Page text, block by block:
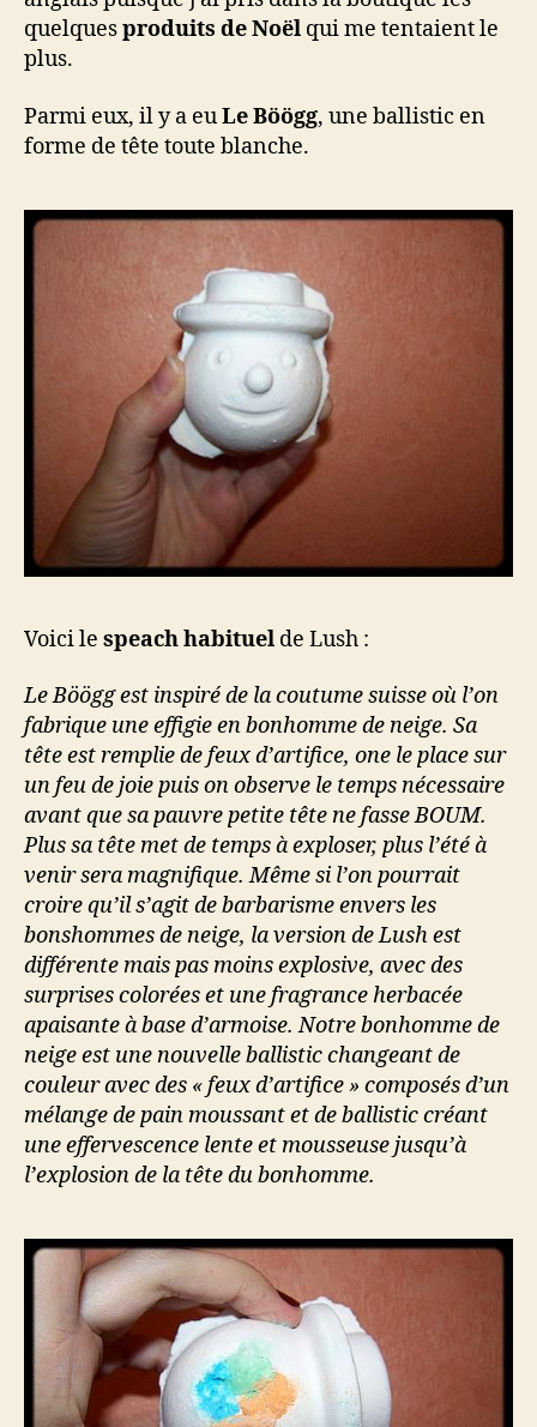
quelquesproduits de Noël qui me tentaient le
plus.
Parmi eux, il y a euLe Böögg, une ballistic en
forme de tête toute blanche.
Voici le speach habituel de Lush :
Le Böögg est inspiré de la coutume suisse où l’on
fabrique une effigie en bonhomme de neige. Sa
tête est remplie de feux d’artifice, one le place sur
un feu de joie puis on observe le temps nécessaire
avant que sa pauvre petite tête ne fasse BOUM.
Plus sa tête met de temps à exploser, plus l’été à
venir sera magnifique. Même si l’on pourrait
croire qu’il s’agit de barbarisme envers les
bonshommes de neige, la version de Lush est
différente mais pas moins explosive, avec des
surprises colorées et une fragrance herbacée
apaisante à base d’armoise. Notre bonhomme de
neige est une nouvelle ballistic changeant de
couleur avec des « feux d’artifice » composés d’un
mélange de pain moussant et de ballistic créant
une effervescence lente et mousseuse jusqu’à
l’explosion de la tête du bonhomme.